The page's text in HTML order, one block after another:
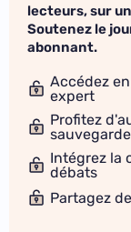
lecteurs, sur
Soutenez le
abonnant.
Accédez
expert
Profitez
Intégrez la
débats
Partagez